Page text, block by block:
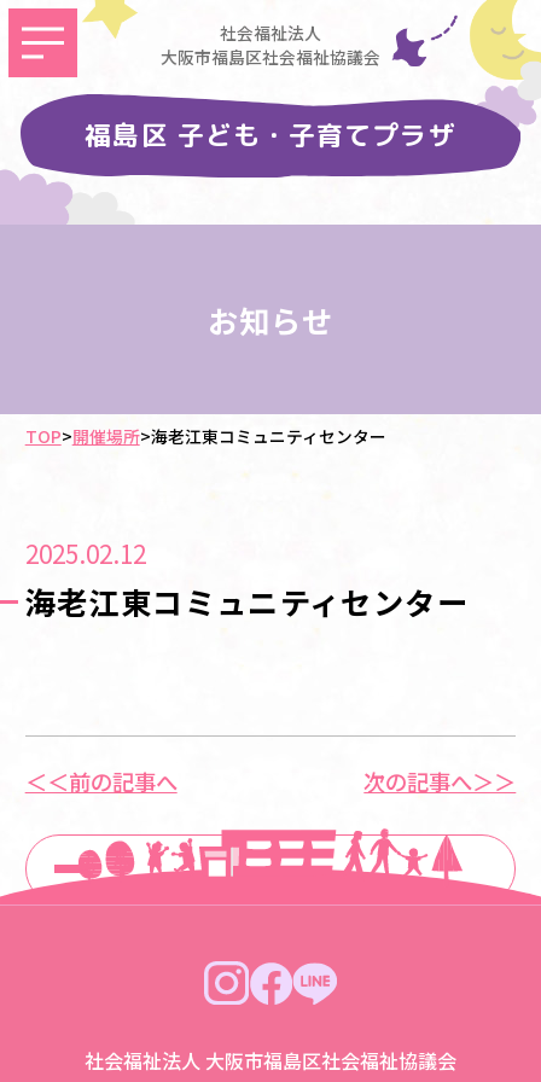
社会福祉法人
大阪市福島区社会福祉協議会
福島区 子ども・子育てプラザ
お知らせ
TOP>開催場所>海老江東コミュニティセンター
2025.02.12
海老江東コミュニティセンター
＜＜前の記事へ
一覧に戻る
次の記事へ＞＞
社会福祉法人 大阪市福島区社会福祉協議会